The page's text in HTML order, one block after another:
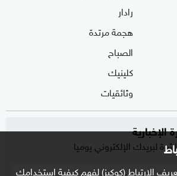
الارتباط (كوكيز) لفهم كيفية استخدامك
رادار
هجمة مرتدة
الصباح
كلينيك
وثائقيات
لبريدك الإلكتروني يوميا